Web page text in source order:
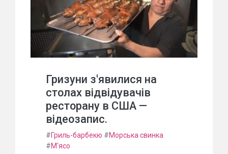
Гризуни з'явилися на
столах відвідувачів
ресторану в США —
відеозапис.
#Гриль-барбекю #Морська свинка
#М'ясо